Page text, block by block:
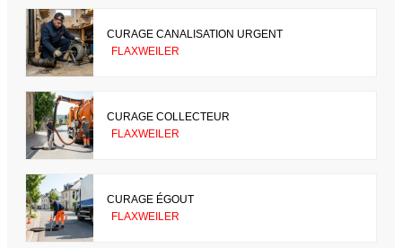
CURAGE CANALISATION URGENT
FLAXWEILER
CURAGE COLLECTEUR
FLAXWEILER
CURAGE ÉGOUT
FLAXWEILER